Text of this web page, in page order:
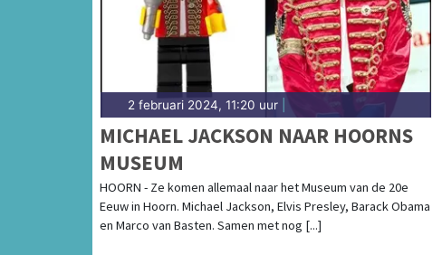
2 februari 2024, 11:20 uur
MICHAEL JACKSON NAAR HOORNS
MUSEUM
HOORN - Ze komen allemaal naar het Museum van de 20e
Eeuw in Hoorn. Michael Jackson, Elvis Presley, Barack Obama
en Marco van Basten. Samen met nog [...]